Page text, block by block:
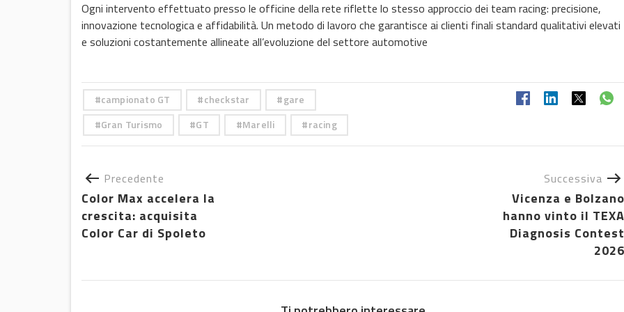
Ogni intervento effettuato presso le officine della rete riflette lo stesso approccio dei team racing: precisione,
innovazione tecnologica e affidabilità. Un metodo di lavoro che garantisce ai clienti finali standard qualitativi elevati
e soluzioni costantemente allineate all’evoluzione del settore automotive
campionato GT checkstar
gare
Gran Turismo
GT Marelli racing
Precedente
Color Max accelera la
crescita: acquisita
Color Car di Spoleto
Successiva
Vicenza e Bolzano
hanno vinto il TEXA
Diagnosis Contest
2026